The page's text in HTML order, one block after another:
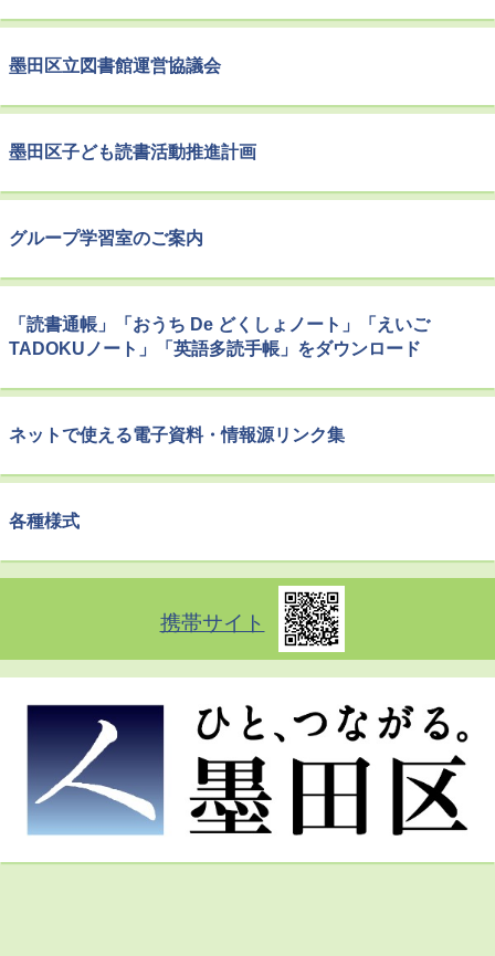
墨田区立図書館運営協議会
墨田区子ども読書活動推進計画
グループ学習室のご案内
「読書通帳」「おうち De どくしょノート」「えいご
TADOKUノート」「英語多読手帳」をダウンロード
ネットで使える電子資料・情報源リンク集
各種様式
携帯サイト